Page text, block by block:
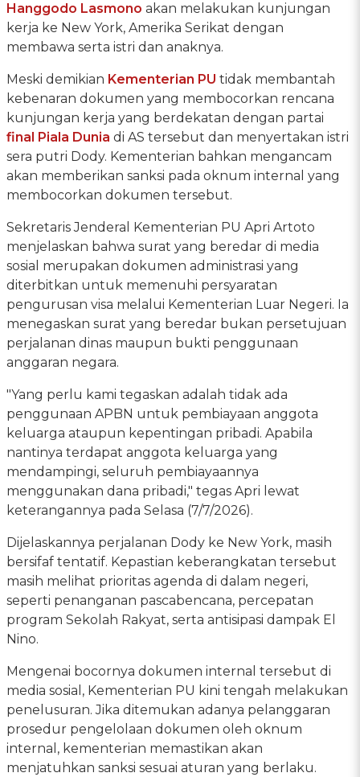
Hanggodo Lasmono akan melakukan kunjungan
kerja ke New York, Amerika Serikat dengan
membawa serta istri dan anaknya.
Meski demikian Kementerian PU tidak membantah
kebenaran dokumen yang membocorkan rencana
kunjungan kerja yang berdekatan dengan partai
final Piala Dunia di AS tersebut dan menyertakan istri
sera putri Dody. Kementerian bahkan mengancam
akan memberikan sanksi pada oknum internal yang
membocorkan dokumen tersebut.
Sekretaris Jenderal Kementerian PU Apri Artoto
menjelaskan bahwa surat yang beredar di media
sosial merupakan dokumen administrasi yang
diterbitkan untuk memenuhi persyaratan
pengurusan visa melalui Kementerian Luar Negeri. Ia
menegaskan surat yang beredar bukan persetujuan
perjalanan dinas maupun bukti penggunaan
anggaran negara.
"Yang perlu kami tegaskan adalah tidak ada
penggunaan APBN untuk pembiayaan anggota
keluarga ataupun kepentingan pribadi. Apabila
nantinya terdapat anggota keluarga yang
mendampingi, seluruh pembiayaannya
menggunakan dana pribadi," tegas Apri lewat
keterangannya pada Selasa (7/7/2026).
Dijelaskannya perjalanan Dody ke New York, masih
bersifaf tentatif. Kepastian keberangkatan tersebut
masih melihat prioritas agenda di dalam negeri,
seperti penanganan pascabencana, percepatan
program Sekolah Rakyat, serta antisipasi dampak El
Nino.
Mengenai bocornya dokumen internal tersebut di
media sosial, Kementerian PU kini tengah melakukan
penelusuran. Jika ditemukan adanya pelanggaran
prosedur pengelolaan dokumen oleh oknum
internal, kementerian memastikan akan
menjatuhkan sanksi sesuai aturan yang berlaku.